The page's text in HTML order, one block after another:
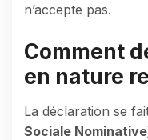
n’accepte pas.
Comment
en nature
La déclaration se
Sociale